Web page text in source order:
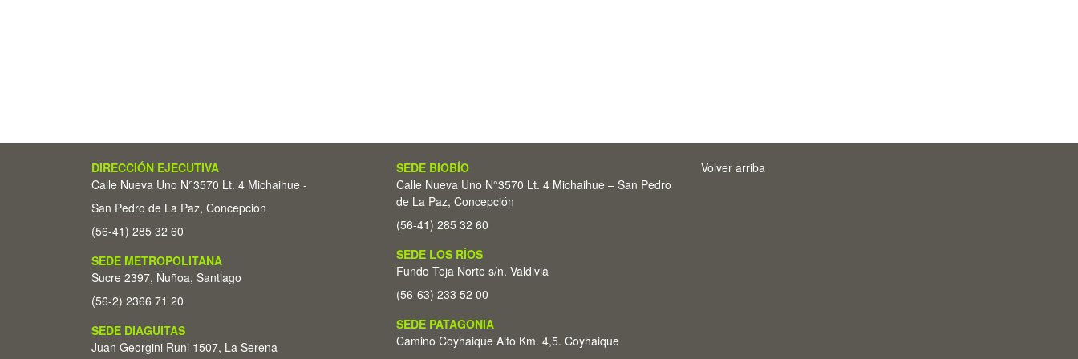
DIRECCIÓN EJECUTIVA
Calle Nueva Uno N°3570 Lt. 4 Michaihue -
San Pedro de La Paz, Concepción
(56-41) 285 32 60
SEDE METROPOLITANA
Sucre 2397, Ñuñoa, Santiago
(56-2) 2366 71 20
SEDE DIAGUITAS
Juan Georgini Runi 1507, La Serena
SEDE BIOBÍO
Calle Nueva Uno N°3570 Lt. 4 Michaihue – San Pedro
de La Paz, Concepción
(56-41) 285 32 60
SEDE LOS RÍOS
Fundo Teja Norte s/n. Valdivia
(56-63) 233 52 00
SEDE PATAGONIA
Camino Coyhaique Alto Km. 4,5. Coyhaique
Volver arriba